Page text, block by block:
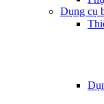
Dụng cụ